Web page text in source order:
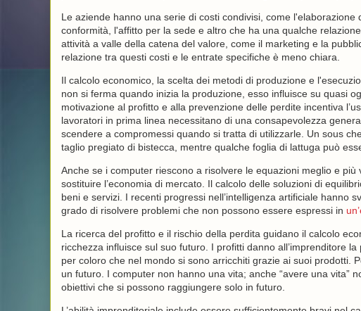
Le aziende hanno una serie di costi condivisi, come
conformità, l'affitto per la sede e altro che ha una qualche
attività a valle della catena del valore, come il marketing e la
relazione tra questi costi e le entrate specifiche è meno chiara.
Il calcolo economico, la scelta dei metodi di produzione e
non si ferma quando inizia la produzione, esso influisce su quasi
motivazione al profitto e alla prevenzione delle perdite incentiva
lavoratori in prima linea necessitano di una consapevolezza
scendere a compromessi quando si tratta di utilizzarle. Un sous
taglio pregiato di bistecca, mentre qualche foglia di lattuga può
Anche se i computer riescono a risolvere le equazioni meglio e
sostituire l’economia di mercato. Il calcolo delle soluzioni di
beni e servizi. I recenti progressi nell’intelligenza artificiale hanno
grado di risolvere problemi che non possono essere espressi in
La ricerca del profitto e il rischio della perdita guidano il calcolo
ricchezza influisce sul suo futuro. I profitti danno all’imprenditore
per coloro che nel mondo si sono arricchiti grazie ai suoi prodotti.
un futuro. I computer non hanno una vita; anche “avere una vita”
obiettivi che si possono raggiungere solo in futuro.